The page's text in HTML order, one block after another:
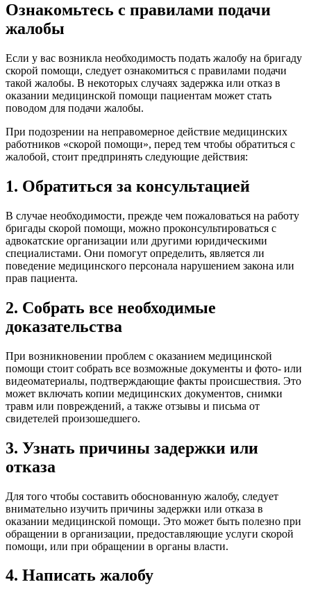
Ознакомьтесь с правилами подачи
жалобы
Если у вас возникла необходимость подать жалобу на бригаду
скорой помощи, следует ознакомиться с правилами подачи
такой жалобы. В некоторых случаях задержка или отказ в
оказании медицинской помощи пациентам может стать
поводом для подачи жалобы.
При подозрении на неправомерное действие медицинских
работников «скорой помощи», перед тем чтобы обратиться с
жалобой, стоит предпринять следующие действия:
1. Обратиться за консультацией
В случае необходимости, прежде чем пожаловаться на работу
бригады скорой помощи, можно проконсультироваться с
адвокатские организации или другими юридическими
специалистами. Они помогут определить, является ли
поведение медицинского персонала нарушением закона или
прав пациента.
2. Собрать все необходимые
доказательства
При возникновении проблем с оказанием медицинской
помощи стоит собрать все возможные документы и фото- или
видеоматериалы, подтверждающие факты происшествия. Это
может включать копии медицинских документов, снимки
травм или повреждений, а также отзывы и письма от
свидетелей произошедшего.
3. Узнать причины задержки или
отказа
Для того чтобы составить обоснованную жалобу, следует
внимательно изучить причины задержки или отказа в
оказании медицинской помощи. Это может быть полезно при
обращении в организации, предоставляющие услуги скорой
помощи, или при обращении в органы власти.
4. Написать жалобу